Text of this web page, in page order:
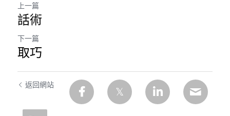
上一篇
話術
下一篇
取巧
返回網站